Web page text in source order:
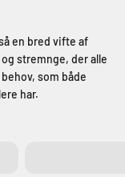
en bred vifte af
stremnge, der alle
som både
har.